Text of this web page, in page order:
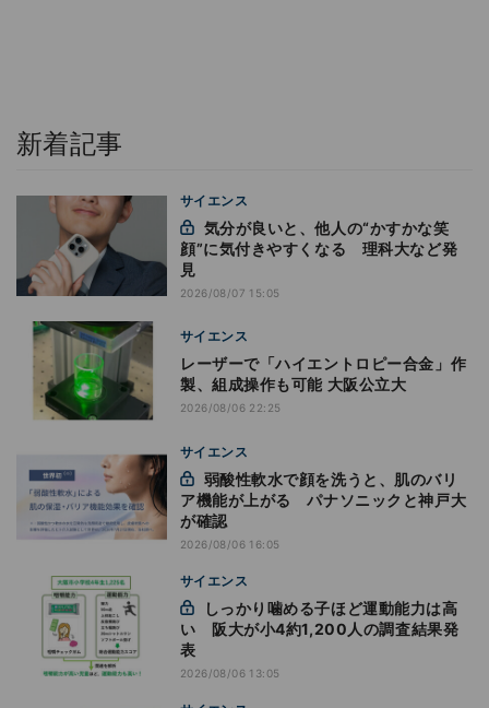
新着記事
サイエンス
顔”に気付きやすくなる 理科大など発
見
2026/08/07 15:05
サイエンス
レーザーで「ハイエントロピー合金」作
製、組成操作も可能 大阪公立大
2026/08/06 22:25
サイエンス
ア機能が上がる パナソニックと神戸大
が確認
2026/08/06 16:05
サイエンス
い 阪大が小4約1,200人の調査結果発
表
2026/08/06 13:05